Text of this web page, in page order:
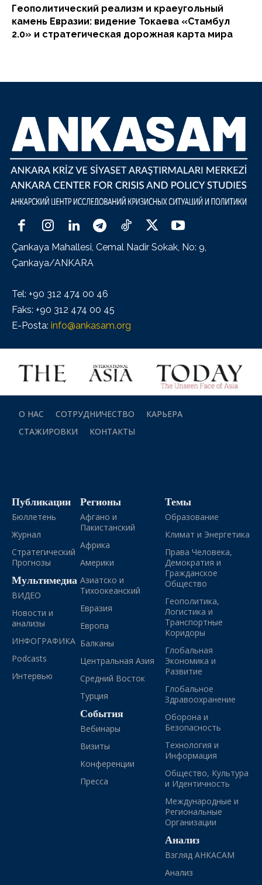
Геополитический реализм и краеугольный
камень Евразии: видение Токаева «Стамбул
2.0» и стратегическая дорожная карта мира
Çankaya Mahallesi, Cemal Nadir Sokak, No: 9,
Çankaya/ANKARA
Tel: +90 312 474 00 46
Faks: +90 312 474 00 45
E-Posta: info@ankasam.org
О НАС СОТРУДНИЧЕСТВО
КАРЬЕРА
СТАЖИРОВКИ
КОНТАКТЫ
Публикации
Бюллетень
Журнал
Стратегический
Прогнозы
Мультимедиа
ВИДЕО
Новости и
анализы
ИНФОГРАФИКА
Podcasts
Интервью
Регионы
Афгано и
Пакистанский
Африка
Америки
Азиатско и
Тихоокеанский
Евразия
Европа
Балканы
Центральная Азия
Средний Восток
Турция
События
Вебинары
Визиты
Конференции
Пресса
Темы
Образование
Климат и Энергетика
Права Человека,
Демократия и
Гражданское
Общество
Геополитика,
Логистика и
Транспортные
Коридоры
Глобальная
Экономика и
Развитие
Глобальное
Здравоохранение
Оборона и
Безопасность
Технология и
Информация
Общество, Культура
и Идентичность
Международные и
Региональные
Организации
Анализ
Взгляд АНКАСАМ
Анализ